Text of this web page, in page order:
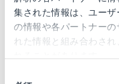
集された情報は、ユー
の情報や各パートナー
れた情報と組み合わさ
います。 世界規
包装への取り組み